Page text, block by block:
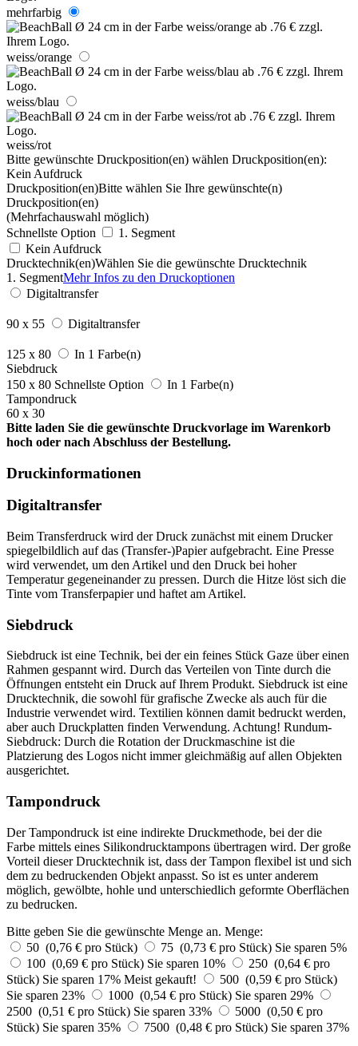
mehrfarbig
weiss/orange
weiss/blau
weiss/rot
Bitte gewünschte Druckposition(en) wählen Druckposition(en):
Kein Aufdruck
Druckposition(en)Bitte wählen Sie Ihre gewünschte(n)
Druckposition(en)
(Mehrfachauswahl möglich)
Schnellste Option
1. Segment
Kein Aufdruck
Drucktechnik(en)Wählen Sie die gewünschte Drucktechnik
1. SegmentMehr Infos zu den Druckoptionen
Digitaltransfer
90 x 55 Digitaltransfer
125 x 80
In 1 Farbe(n)
Siebdruck
150 x 80 Schnellste Option
In 1 Farbe(n)
Tampondruck
60 x 30
Bitte laden Sie die gewünschte Druckvorlage im Warenkorb
hoch oder nach Abschluss der Bestellung.
Druckinformationen
Digitaltransfer
Beim Transferdruck wird der Druck zunächst mit einem Drucker
spiegelbildlich auf das (Transfer-)Papier aufgebracht. Eine Presse
wird verwendet, um den Artikel und den Druck bei hoher
Temperatur gegeneinander zu pressen. Durch die Hitze löst sich die
Tinte vom Transferpapier und haftet am Artikel.
Siebdruck
Siebdruck ist eine Technik, bei der ein feines Stück Gaze über einen
Rahmen gespannt wird. Durch das Verteilen von Tinte durch die
Öffnungen entsteht ein Druck auf Ihrem Produkt. Siebdruck ist eine
Drucktechnik, die sowohl für grafische Zwecke als auch für die
Industrie verwendet wird. Textilien können damit bedruckt werden,
aber auch Druckplatten finden Verwendung. Achtung! Rundum-
Siebdruck: Durch die Rotation der Druckmaschine ist die
Platzierung des Logos nicht immer gleichmäßig auf allen Objekten
ausgerichtet.
Tampondruck
Der Tampondruck ist eine indirekte Druckmethode, bei der die
Farbe mittels eines Silikondrucktampons übertragen wird. Der große
Vorteil dieser Drucktechnik ist, dass der Tampon flexibel ist und sich
dem zu bedruckenden Objekt anpasst. So ist es unter anderem
möglich, gewölbte, hohle und unterschiedlich geformte Oberflächen
zu bedrucken.
Bitte geben Sie die gewünschte Menge an. Menge:
50 (0,76 € pro Stück)
75 (0,73 € pro Stück) Sie sparen 5%
100 (0,69 € pro Stück) Sie sparen 10%
250 (0,64 € pro
Stück) Sie sparen 17% Meist gekauft!
500 (0,59 € pro Stück)
Sie sparen 23%
1000 (0,54 € pro Stück) Sie sparen 29%
2500 (0,51 € pro Stück) Sie sparen 33%
5000 (0,50 € pro
Stück) Sie sparen 35% 7500 (0,48 € pro Stück) Sie sparen 37%